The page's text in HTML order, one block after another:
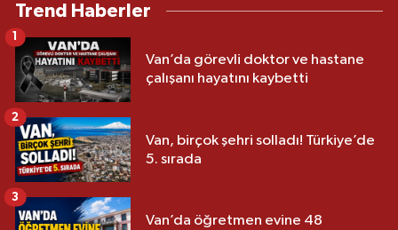
Trend Haberler
Van’da görevli doktor ve hastane
çalışanı hayatını kaybetti
1
Van, birçok şehri solladı! Türkiye’de
5. sırada
2
Van’da öğretmen evine 48
3